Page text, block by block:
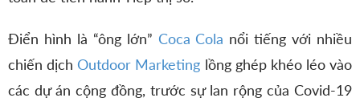
Điển hình là “ông lớn” Coca Cola nổi tiếng với nhiều
chiến dịchOutdoor Marketing lồng ghép khéo léo vào
các dự án cộng đồng, trước sự lan rộng của Covid-19